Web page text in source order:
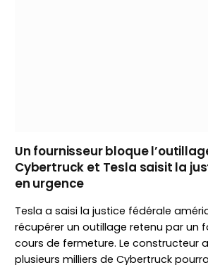
Un fournisseur bloque
Cybertruck et Tesla saisit la
en urgence
Tesla a saisi la justice fédérale
récupérer un outillage retenu par un
cours de fermeture. Le constructeur
plusieurs milliers de Cybertruck